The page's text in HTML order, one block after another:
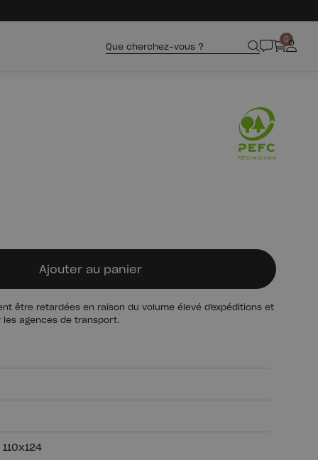
Que cherchez-vous ?
0
Ajouter au panier
être retardées en raison du volume élevé d'expéditions et
agences de transport.